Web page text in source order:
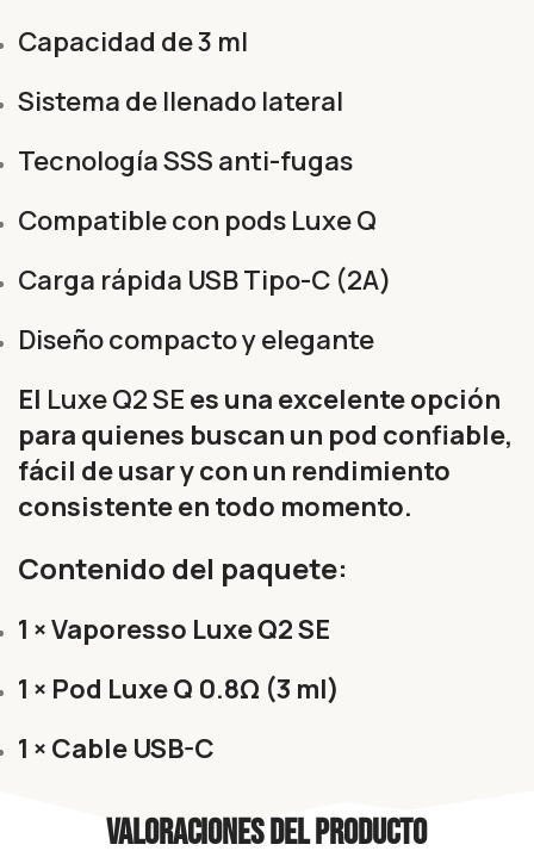
Capacidad de 3 ml
Sistema de llenado lateral
Tecnología SSS anti-fugas
Compatible con pods Luxe Q
Carga rápida USB Tipo-C (2A)
Diseño compacto y elegante
El Luxe Q2 SE es una excelente opción
para quienes buscan un pod confiable,
fácil de usar y con un rendimiento
consistente en todo momento.
Contenido del paquete:
1 × Vaporesso Luxe Q2 SE
1 × Pod Luxe Q 0.8Ω (3 ml)
1 × Cable USB-C
Valoraciones del producto